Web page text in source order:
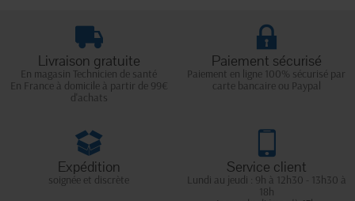
Livraison gratuite
En magasin Technicien de santé
En France à domicile à partir de 99€
d'achats
Paiement sécurisé
Paiement en ligne 100% sécurisé par
carte bancaire ou Paypal
Expédition
soignée et discrète
Service client
Lundi au jeudi : 9h à 12h30 - 13h30 à
18h